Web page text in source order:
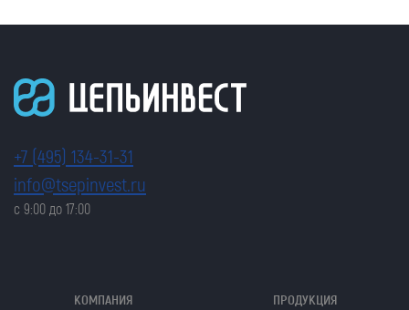
+7 (495) 134-31-31
info@tsepinvest.ru
с 9:00 до 17:00
КОМПАНИЯ ПРОДУКЦИЯ